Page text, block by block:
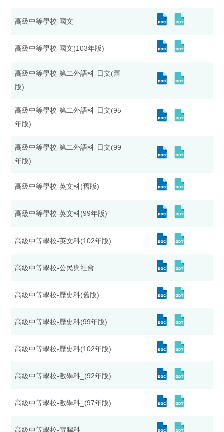
高級中等學校-國文
高級中等學校-國文(103年版)
高級中等學校-第二外語科-日文(舊
版)
高級中等學校-第二外語科-日文(95
年版)
高級中等學校-第二外語科-日文(99
年版)
高級中等學校-英文科(舊版)
高級中等學校-英文科(99年版)
高級中等學校-英文科(102年版)
高級中等學校-公民與社會
高級中等學校-歷史科(舊版)
高級中等學校-歷史科(99年版)
高級中等學校-歷史科(102年版)
高級中等學校-數學科_(92年版)
高級中等學校-數學科_(97年版)
高級中等學校-電腦科